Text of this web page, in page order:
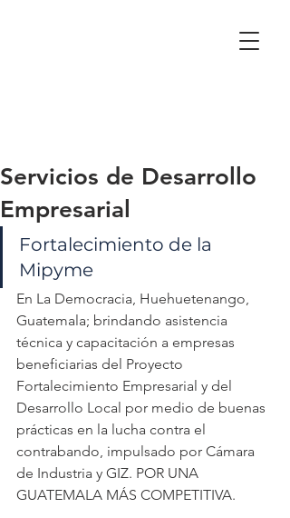
Servicios de Desarrollo
Empresarial
Fortalecimiento de la
Mipyme
En La Democracia, Huehuetenango,
Guatemala; brindando asistencia
técnica y capacitación a empresas
beneficiarias del Proyecto
Fortalecimiento Empresarial y del
Desarrollo Local por medio de buenas
prácticas en la lucha contra el
contrabando, impulsado por Cámara
de Industria y GIZ. POR UNA
GUATEMALA MÁS COMPETITIVA.